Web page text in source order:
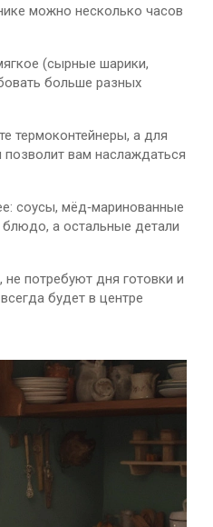
можно несколько часов
(сырные шарики,
больше разных
термоконтейнеры, а для
вам наслаждаться
соусы, мёд‑маринованные
блюдо, а остальные детали
потребуют дня готовки и
будет в центре